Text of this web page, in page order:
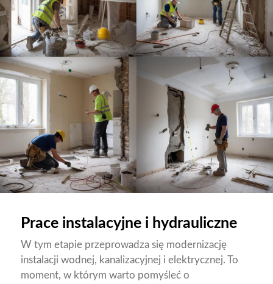
Prace instalacyjne i hydrauliczne
W tym etapie przeprowadza się modernizację
instalacji wodnej, kanalizacyjnej i elektrycznej. To
moment, w którym warto pomyśleć o